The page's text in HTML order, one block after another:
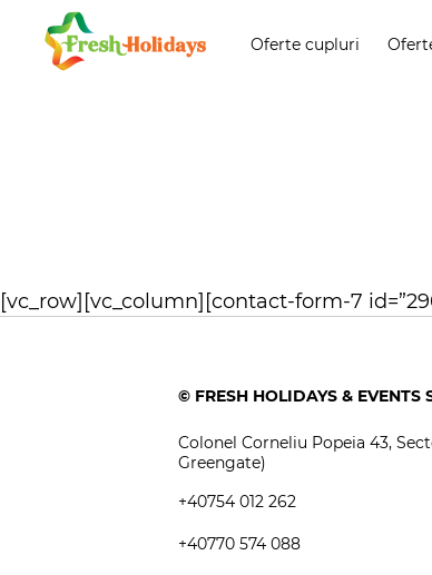
Oferte cupluri
[vc_row][vc_column][contact-form-7
© FRESH HOLIDAYS & EVENTS
Colonel Corneliu Popeia 43,
Greengate)
+40754 012 262
+40770 574 088